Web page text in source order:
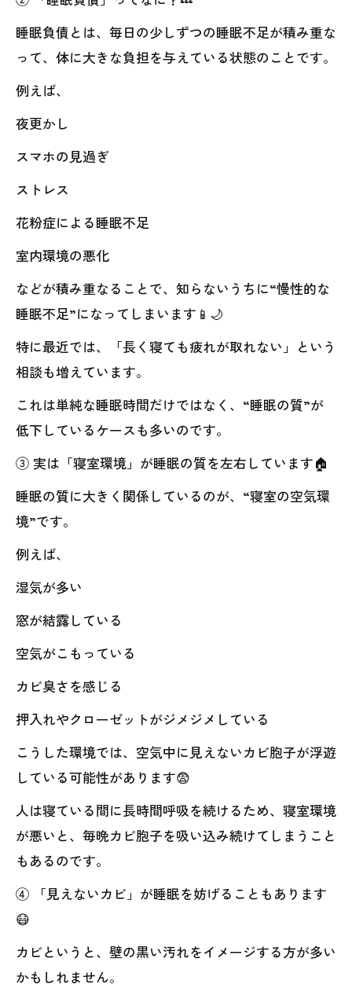
睡眠負債とは、毎日の少しずつの睡眠不足が積み重な
って、体に大きな負担を与えている状態のことです。
例えば、
夜更かし
スマホの見過ぎ
ストレス
花粉症による睡眠不足
室内環境の悪化
などが積み重なることで、知らないうちに“慢性的な
睡眠不足”になってしまいます📱🌙
特に最近では、「長く寝ても疲れが取れない」という
相談も増えています。
これは単純な睡眠時間だけではなく、“睡眠の質”が
低下しているケースも多いのです。
③ 実は「寝室環境」が睡眠の質を左右しています🏠
睡眠の質に大きく関係しているのが、“寝室の空気環
境”です。
例えば、
湿気が多い
窓が結露している
空気がこもっている
カビ臭さを感じる
押入れやクローゼットがジメジメしている
こうした環境では、空気中に見えないカビ胞子が浮遊
している可能性があります😨
人は寝ている間に長時間呼吸を続けるため、寝室環境
が悪いと、毎晩カビ胞子を吸い込み続けてしまうこと
もあるのです。
④ 「見えないカビ」が睡眠を妨げることもあります
😷
カビというと、壁の黒い汚れをイメージする方が多い
かもしれません。